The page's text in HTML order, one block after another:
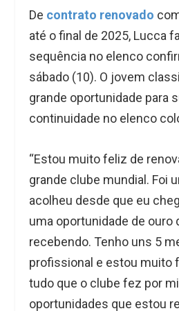
De contrato renovado
até o final de 2025, Lucca
sequência no elenco
sábado (10). O jovem
grande oportunidade para
continuidade no elenco
“Estou muito feliz de
grande clube mundial. Foi
acolheu desde que eu
uma oportunidade de ouro
recebendo. Tenho uns 5
profissional e estou muito
tudo que o clube fez por
oportunidades que estou